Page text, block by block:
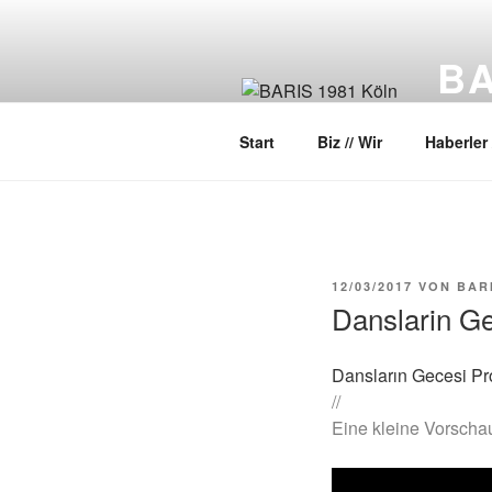
Start Biz // Wir
VERÖFFENTLICHT
12/03/2017 VON
Danslarin
Dansların Gecesi
//
Eine kleine